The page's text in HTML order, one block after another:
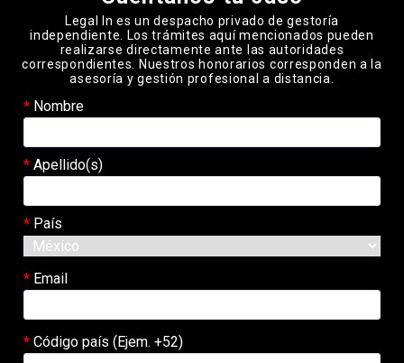
Legal In es un despacho privado de gestoría
independiente. Los trámites aquí mencionados pueden
realizarse directamente ante las autoridades
correspondientes. Nuestros honorarios corresponden a la
asesoría y gestión profesional a distancia.
Nombre
Apellido(s)
País
Email
Código país (Ejem. +52)